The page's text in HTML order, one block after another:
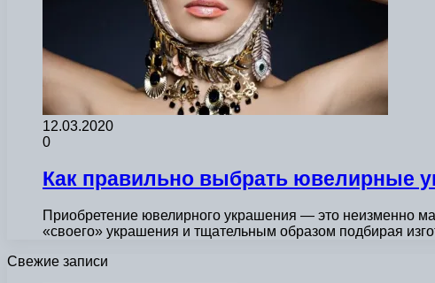
12.03.2020
0
Как правильно выбрать ювелирные
Приобретение ювелирного украшения — это неизменно
«своего» украшения и тщательным образом подбирая
Свежие записи